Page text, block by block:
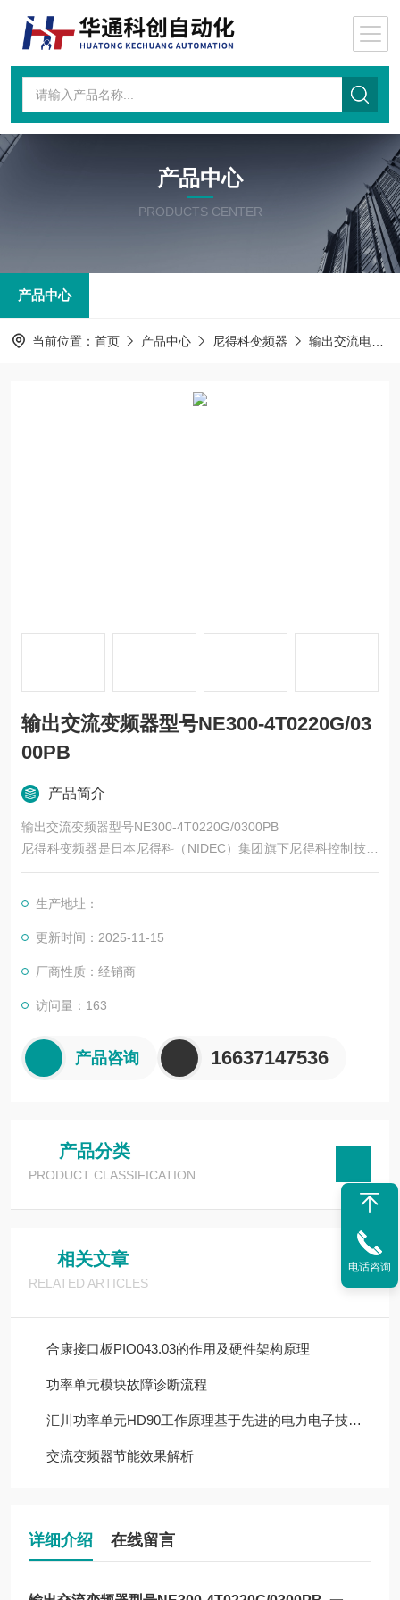
产品中心
PRODUCTS CENTER
产品中心
当前位置： 首页 产品中心 尼得科变频器 输出交流电抗器
输出交流变频器型号NE300-4T0220G/03
00PB
产品简介
输出交流变频器型号NE300-4T0220G/0300PB
尼得科变频器是日本尼得科（NIDEC）集团旗下尼得科控制技术
（Control Techniques，简称尼得科 CT）的核心产品系列，专注
涵盖低压交流变频、中压交流变频、运动控制、直流驱动等类
别，广泛应用于电梯、起重、机床、纺织、印刷、物流、化工等
生产地址：
更新时间：2025-11-15
厂商性质：经销商
访问量：163
产品咨询 16637147536
产品分类
PRODUCT CLASSIFICATION
相关文章
RELATED ARTICLES
合康接口板PIO043.03的作用及硬件架构原理
功率单元模块故障诊断流程
汇川功率单元HD90工作原理基于先进的电力电子技术和控制策略
交流变频器节能效果解析
详细介绍 在线留言
电话咨询